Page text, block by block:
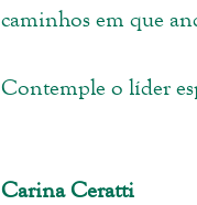
caminhos em que
Contemple o líder
Carina Ceratti